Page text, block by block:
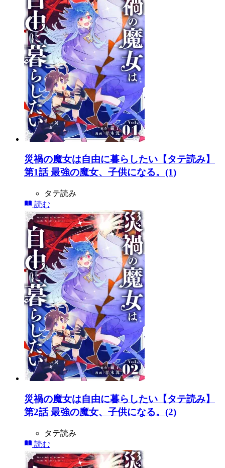
災禍の魔女は自由に暮らしたい【タテ読み】
第1話 最強の魔女、子供になる。(1)
タテ読み
読む
災禍の魔女は自由に暮らしたい【タテ読み】
第2話 最強の魔女、子供になる。(2)
タテ読み
読む